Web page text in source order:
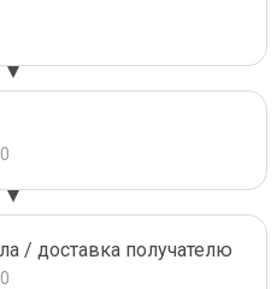
/ доставка получателю